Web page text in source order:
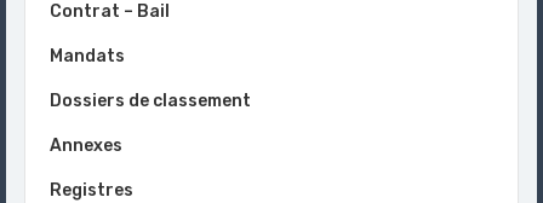
Contrat – Bail
Mandats
Dossiers de classement
Annexes
Registres